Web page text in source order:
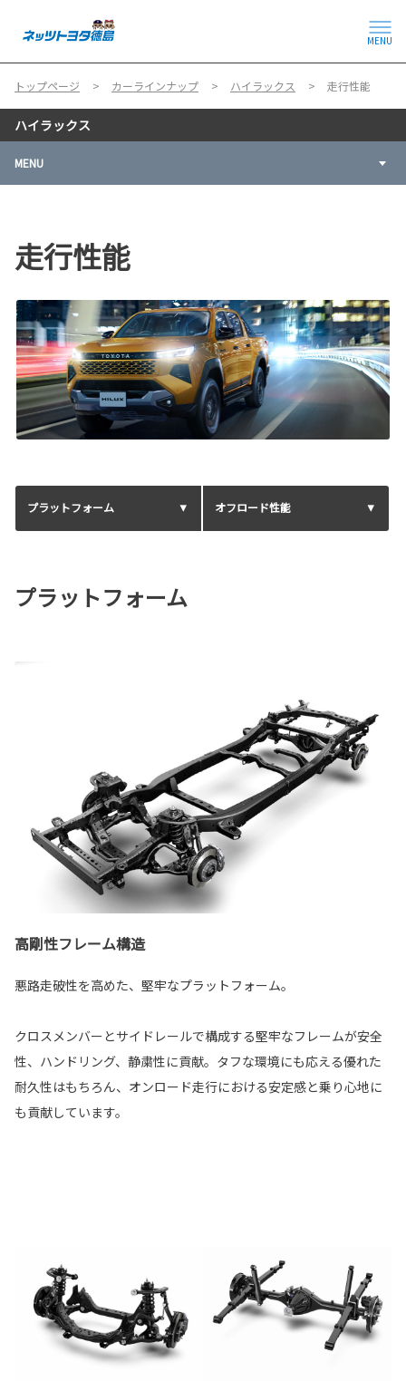
MENU
トップページ カーラインナップ ハイラックス 走行性能
ハイラックス
MENU
走行性能
プラットフォーム オフロード性能
プラットフォーム
高剛性フレーム構造
悪路走破性を高めた、堅牢なプラットフォーム。
クロスメンバーとサイドレールで構成する堅牢なフレームが安全
性、ハンドリング、静粛性に貢献。タフな環境にも応える優れた
耐久性はもちろん、オンロード走行における安定感と乗り心地に
も貢献しています。